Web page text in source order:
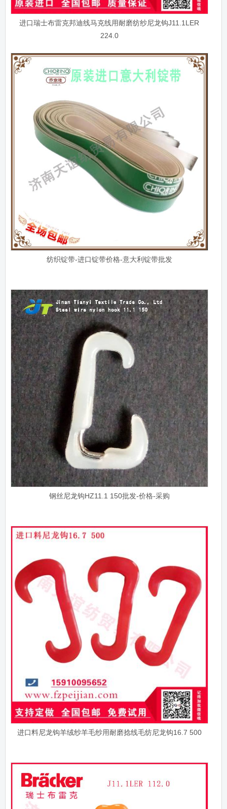
进口瑞士布雷克邦迪线马克线用耐磨纺纱尼龙钩J11.1LER
224.0
纺织锭带-进口锭带价格-意大利锭带批发
钢丝尼龙钩HZ11.1 150批发-价格-采购
进口料尼龙钩羊绒纱羊毛纱用耐磨捻线毛纺尼龙钩16.7 500